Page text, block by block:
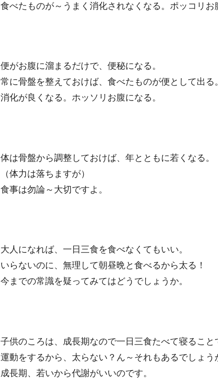
食べたものが～うまく消化されなくなる。ポッコリお
便がお腹に溜まるだけで、便秘になる。
常に骨盤を整えておけば、食べたものが便として出る。
消化が良くなる。ホッソリお腹になる。
体は骨盤から調整しておけば、年とともに若くなる。
（体力は落ちますが）
食事は勿論～大切ですよ。
大人になれば、一日三食を食べなくてもいい。
いらないのに、無理して朝昼晩と食べるから太る！
今までの常識を疑ってみてはどうでしょうか。
子供のころは、成長期なので一日三食たべて寝ること
運動をするから、太らない？ん～それもあるでしょう
成長期、若いから代謝がいいのです。